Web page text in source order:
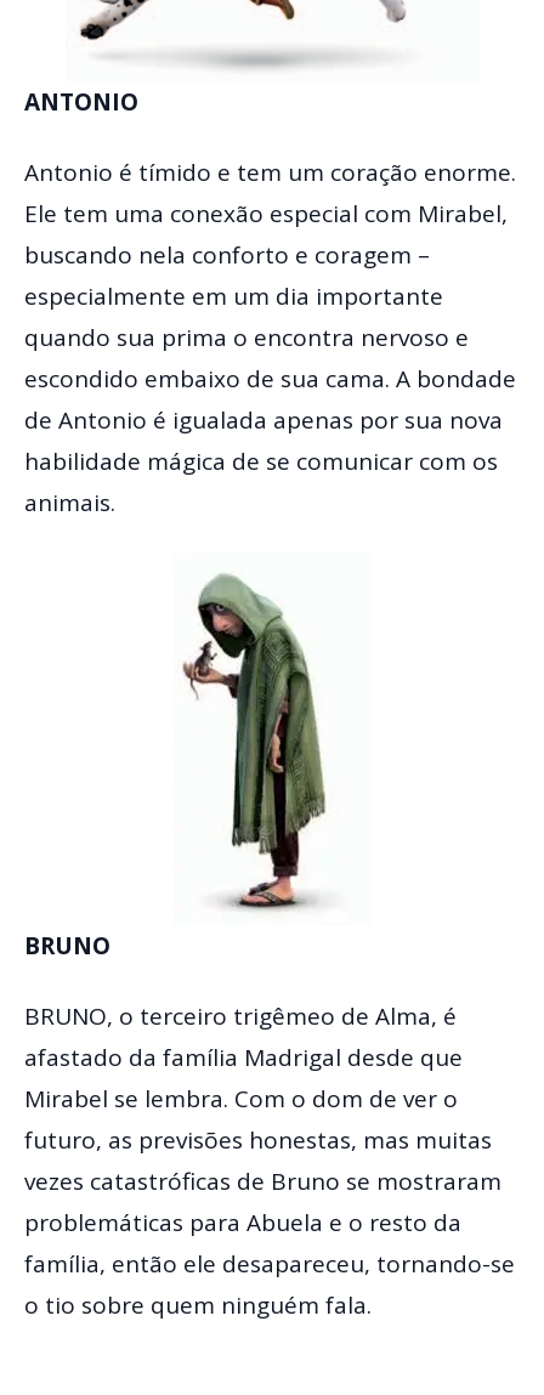
ANTONIO
Antonio é tímido e tem um coração enorme.
Ele tem uma conexão especial com Mirabel,
buscando nela conforto e coragem –
especialmente em um dia importante
quando sua prima o encontra nervoso e
escondido embaixo de sua cama. A bondade
de Antonio é igualada apenas por sua nova
habilidade mágica de se comunicar com os
animais.
BRUNO
BRUNO, o terceiro trigêmeo de Alma, é
afastado da família Madrigal desde que
Mirabel se lembra. Com o dom de ver o
futuro, as previsões honestas, mas muitas
vezes catastróficas de Bruno se mostraram
problemáticas para Abuela e o resto da
família, então ele desapareceu, tornando-se
o tio sobre quem ninguém fala.